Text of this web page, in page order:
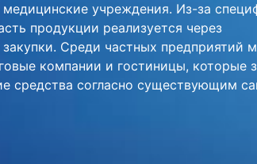
медицинские учреждения. Из-за
продукции реализуется через
закупки. Среди частных предприятий
компании и гостиницы, которые
средства согласно существующим